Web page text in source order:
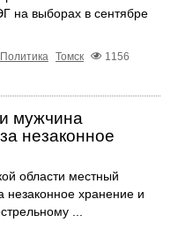
на выборах в сентябре
Политика Томск
1156
мужчина
незаконное
области местный
незаконное хранение и
...